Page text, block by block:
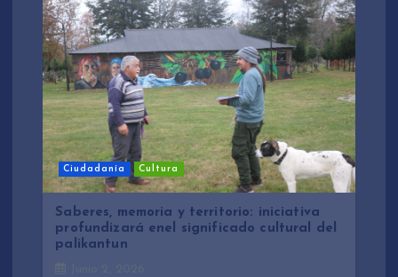
Ciudadanía Cultura
Saberes, memoria y territorio: iniciativa
profundizará enel significado cultural del
palikantun